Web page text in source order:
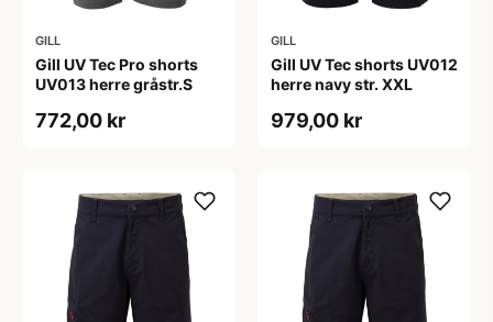
GILL
Gill UV Tec Pro shorts
UV013 herre gråstr.S
772,00 kr
GILL
Gill UV Tec shorts UV012
herre navy str. XXL
979,00 kr